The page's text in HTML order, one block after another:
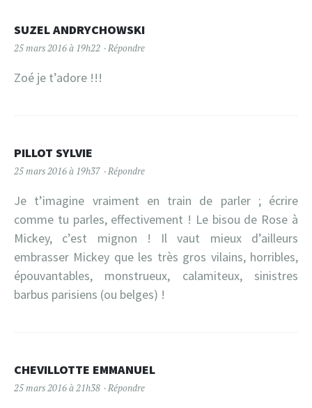
SUZEL ANDRYCHOWSKI
25 mars 2016 à 19h22 Répondre
Zoé je t’adore !!!
PILLOT SYLVIE
25 mars 2016 à 19h37 Répondre
Je t’imagine vraiment en train de parler ; écrire
comme tu parles, effectivement ! Le bisou de Rose à
Mickey, c’est mignon ! Il vaut mieux d’ailleurs
embrasser Mickey que les très gros vilains, horribles,
épouvantables, monstrueux, calamiteux, sinistres
barbus parisiens (ou belges) !
CHEVILLOTTE EMMANUEL
25 mars 2016 à 21h38 Répondre